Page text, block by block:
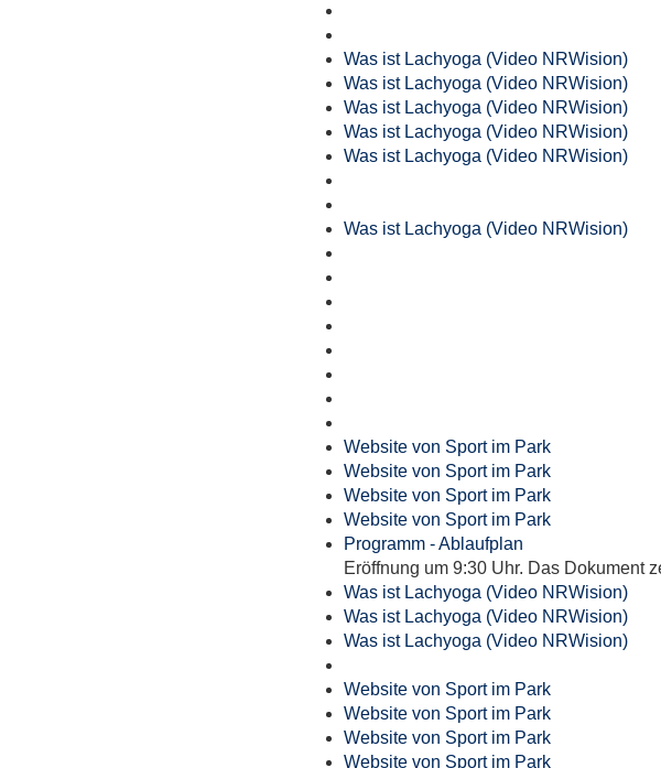
Was ist Lachyoga (Video NRWision)
Was ist Lachyoga (Video NRWision)
Was ist Lachyoga (Video NRWision)
Was ist Lachyoga (Video NRWision)
Was ist Lachyoga (Video NRWision)
Was ist Lachyoga (Video NRWision)
Website von Sport im Park
Website von Sport im Park
Website von Sport im Park
Website von Sport im Park
Programm - Ablaufplan
Eröffnung um 9:30 Uhr. Das Dokument
Was ist Lachyoga (Video NRWision)
Was ist Lachyoga (Video NRWision)
Was ist Lachyoga (Video NRWision)
Website von Sport im Park
Website von Sport im Park
Website von Sport im Park
Website von Sport im Park